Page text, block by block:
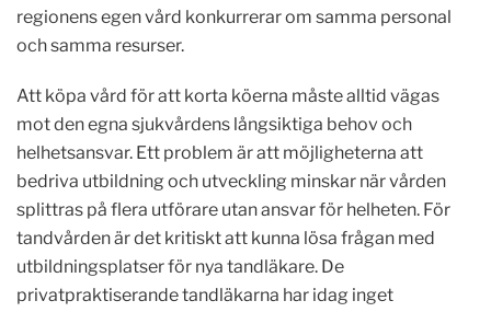
regionens egen vård konkurrerar om samma personal
och samma resurser.
Att köpa vård för att korta köerna måste alltid vägas
mot den egna sjukvårdens långsiktiga behov och
helhetsansvar. Ett problem är att möjligheterna att
bedriva utbildning och utveckling minskar när vården
splittras på flera utförare utan ansvar för helheten. För
tandvården är det kritiskt att kunna lösa frågan med
utbildningsplatser för nya tandläkare. De
privatpraktiserande tandläkarna har idag inget